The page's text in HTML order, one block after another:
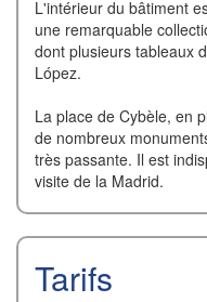
L'intérieur du bâtiment
une remarquable
dont plusieurs tableaux
López.
La place de Cybèle, en
de nombreux
très passante. Il est
visite de la Madrid.
Tarifs